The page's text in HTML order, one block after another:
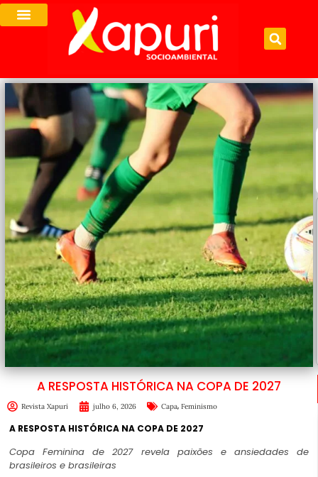
A RESPOSTA HISTÓRICA NA COPA DE 2027
Revista Xapuri julho 6, 2026 Capa, Feminismo
A RESPOSTA HISTÓRICA NA COPA DE 2027
Copa Feminina de 2027 revela paixões e ansiedades de
brasileiros e brasileiras